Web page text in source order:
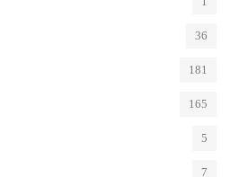
36
181
165
5
7